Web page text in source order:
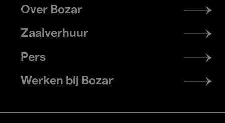
Footer
menu
Over Bozar
Zaalverhuur
Pers
Werken bij Bozar